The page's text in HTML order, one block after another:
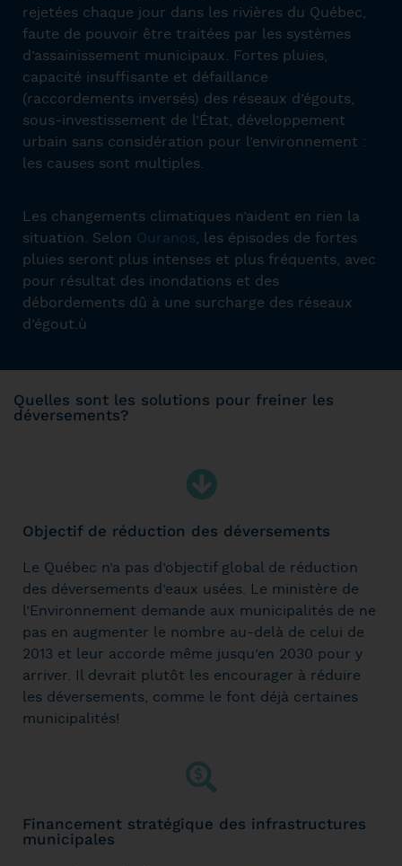
rejetées chaque jour dans les rivières du Québec,
faute de pouvoir être traitées par les systèmes
d’assainissement municipaux. Fortes pluies,
capacité insuffisante et défaillance
(raccordements inversés) des réseaux d’égouts,
sous-investissement de l’État, développement
urbain sans considération pour l’environnement :
les causes sont multiples.
Les changements climatiques n’aident en rien la
situation. Selon Ouranos , les épisodes de fortes
pluies seront plus intenses et plus fréquents, avec
pour résultat des inondations et des
débordements dû à une surcharge des réseaux
d’égout.ù
Quelles sont les solutions pour freiner les
déversements?
Objectif de réduction des déversements
Le Québec n’a pas d’objectif global de réduction
des déversements d’eaux usées. Le ministère de
l’Environnement demande aux municipalités de ne
pas en augmenter le nombre au-delà de celui de
2013 et leur accorde même jusqu’en 2030 pour y
arriver. Il devrait plutôt les encourager à réduire
les déversements, comme le font déjà certaines
municipalités!
Financement stratégique des infrastructures
municipales